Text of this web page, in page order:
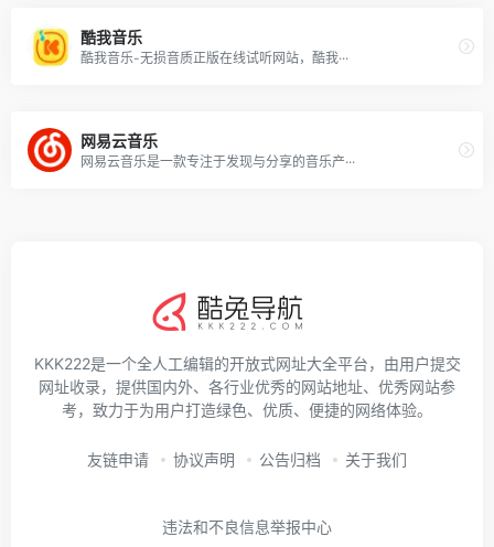
酷我音乐
酷我音乐-无损音质正版在线试听网站，酷我···
网易云音乐
网易云音乐是一款专注于发现与分享的音乐产···
KKK222是一个全人工编辑的开放式网址大全平台，由用户提交
网址收录，提供国内外、各行业优秀的网站地址、优秀网站参
考，致力于为用户打造绿色、优质、便捷的网络体验。
友链申请 协议声明 公告归档 关于我们
违法和不良信息举报中心